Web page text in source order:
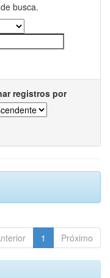
busca.
registros por
1 Próximo